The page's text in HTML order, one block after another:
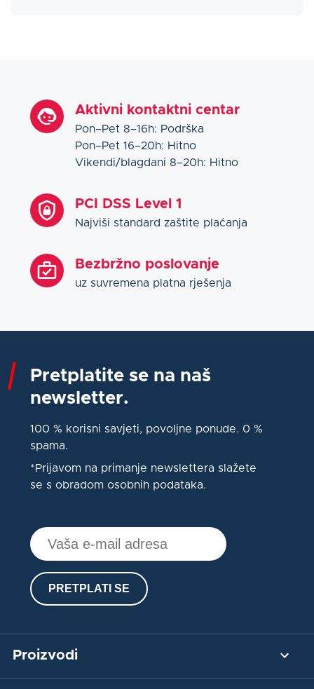
Aktivni kontaktni centar
Pon–Pet 8–16h: Podrška
Pon–Pet 16–20h: Hitno
Vikendi/blagdani 8–20h: Hitno
PCI DSS Level 1
Najviši standard zaštite plaćanja
Bezbržno poslovanje
uz suvremena platna rješenja
Pretplatite se na naš
newsletter.
100 % korisni savjeti, povoljne ponude. 0 %
spama.
*Prijavom na primanje newslettera slažete
se s obradom osobnih podataka.
PRETPLATI SE
Proizvodi